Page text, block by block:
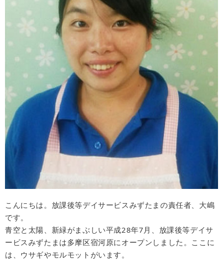
こんにちは。放課後等デイサービスみずたまの責任者、大嶋
です。
青空と太陽、新緑がまぶしい平成28年7月、放課後等デイサ
ービスみずたまは多摩区宿河原にオープンしました。ここに
は、ウサギやモルモットがいます。